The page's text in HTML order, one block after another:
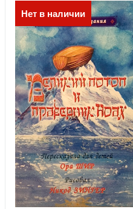
Нет в наличии